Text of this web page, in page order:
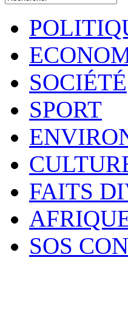
SOCIÉTÉ
SPORT
FAITS
SOS